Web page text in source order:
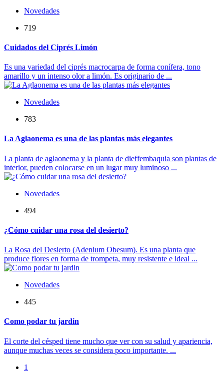
Novedades
719
Cuidados del Ciprés Limón
Es una variedad del ciprés macrocarpa de forma conífera, tono
amarillo y un intenso olor a limón. Es originario de ...
Novedades
783
La Aglaonema es una de las plantas más elegantes
La planta de aglaonema y la planta de dieffembaquia son plantas de
interior, pueden colocarse en un lugar muy luminoso ...
Novedades
494
¿Cómo cuidar una rosa del desierto?
La Rosa del Desierto (Adenium Obesum). Es una planta que
produce flores en forma de trompeta, muy resistente e ideal ...
Novedades
445
Como podar tu jardin
El corte del césped tiene mucho que ver con su salud y apariencia,
aunque muchas veces se considera poco importante. ...
1